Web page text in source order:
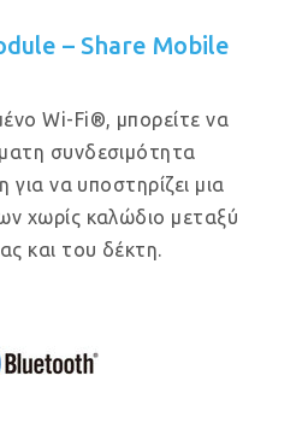
– Share Mobile
Wi-Fi®, μπορείτε να
συνδεσιμότητα
για να υποστηρίζει μια
χωρίς καλώδιο μεταξύ
και του δέκτη.